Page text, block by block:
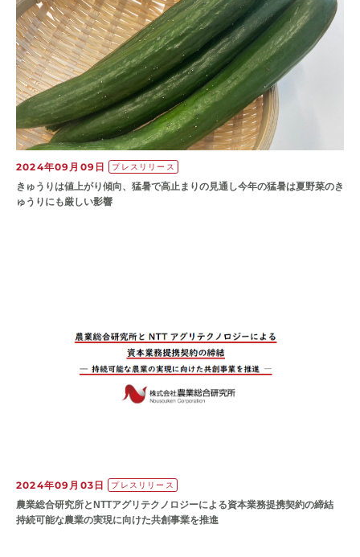
2024年09月09日 プレスリリース
きゅうりは値上がり傾向、猛暑で高止まりの見通し今年の猛暑は夏野菜のき
ゅうりにも厳しい影響
2024年09月03日 プレスリリース
農業総合研究所とNTTアグリテクノロジーによる資本業務提携契約の締結
持続可能な農業の実現に向けた共創事業を推進